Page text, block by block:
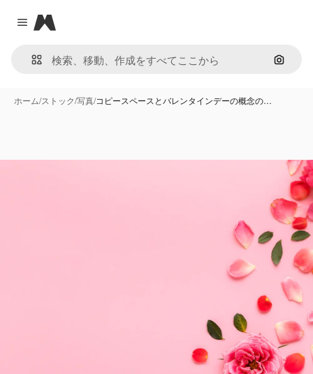
Close menu
Magnific
画像で
ホーム/ストック/写真/コピースペースとバレンタインデーの概念の…